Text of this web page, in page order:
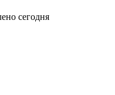
сегодня